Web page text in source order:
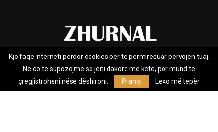
Rreth nesh Impresumi Marketing
Privacy Policy
Zhurnal.mk është Agjenci e Lajmeve e pavarur, e themeluar në vitin
Kjo faqe interneti përdor cookies për të përmirësuar përvojën tuaj.
Ne do të supozojmë se jeni dakord me këtë, por mund të
çregjistroheni nëse dëshironi.
Pranoj Lexo më tepër